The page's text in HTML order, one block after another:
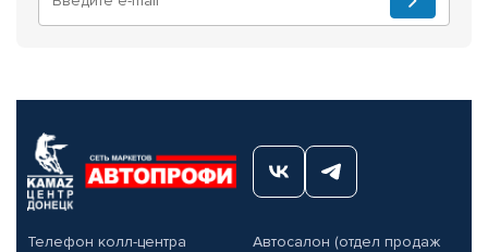
Телефон колл-центра
Автосалон (отдел продаж